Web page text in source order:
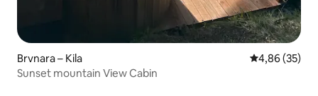
Brvnara – Kila Prosječna
4,86 (35)
Sunset mountain View Cabin